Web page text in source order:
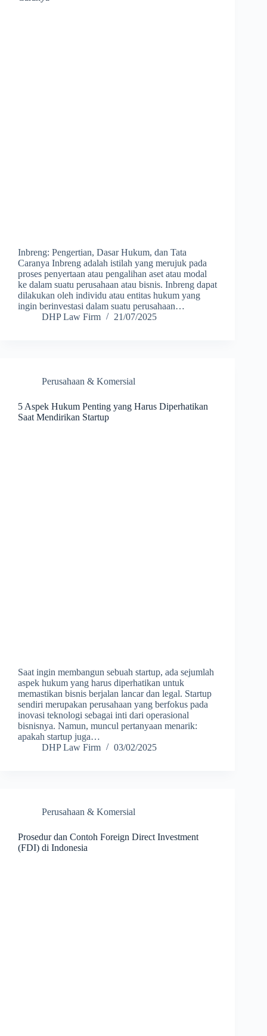
Inbreng: Pengertian, Dasar Hukum, dan Tata
Caranya Inbreng adalah istilah yang merujuk pada
proses penyertaan atau pengalihan aset atau modal
ke dalam suatu perusahaan atau bisnis. Inbreng dapat
dilakukan oleh individu atau entitas hukum yang
ingin berinvestasi dalam suatu perusahaan…
DHP Law Firm
21/07/2025
Perusahaan & Komersial
5 Aspek Hukum Penting yang Harus Diperhatikan
Saat Mendirikan Startup
Saat ingin membangun sebuah startup, ada sejumlah
aspek hukum yang harus diperhatikan untuk
memastikan bisnis berjalan lancar dan legal. Startup
sendiri merupakan perusahaan yang berfokus pada
inovasi teknologi sebagai inti dari operasional
bisnisnya. Namun, muncul pertanyaan menarik:
apakah startup juga…
DHP Law Firm
03/02/2025
Perusahaan & Komersial
Prosedur dan Contoh Foreign Direct Investment
(FDI) di Indonesia